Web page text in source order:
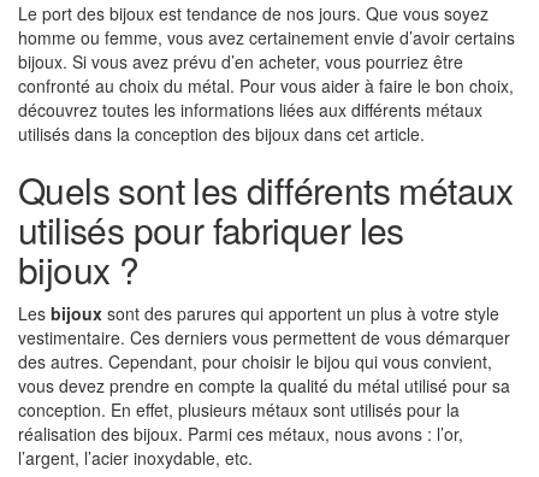
Le port des bijoux est tendance de nos jours. Que vous soyez
homme ou femme, vous avez certainement envie d’avoir certains
bijoux. Si vous avez prévu d’en acheter, vous pourriez être
confronté au choix du métal. Pour vous aider à faire le bon choix,
découvrez toutes les informations liées aux différents métaux
utilisés dans la conception des bijoux dans cet article.
Quels sont les différents métaux
utilisés pour fabriquer les
bijoux ?
Les bijoux sont des parures qui apportent un plus à votre style
vestimentaire. Ces derniers vous permettent de vous démarquer
des autres. Cependant, pour choisir le bijou qui vous convient,
vous devez prendre en compte la qualité du métal utilisé pour sa
conception. En effet, plusieurs métaux sont utilisés pour la
réalisation des bijoux. Parmi ces métaux, nous avons : l’or,
l’argent, l’acier inoxydable, etc.